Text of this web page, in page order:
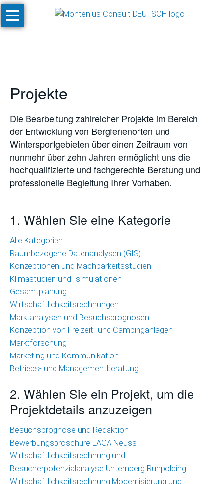
Navigation
überspringen
Start
Machbarkeitsstudien
und
-
simulationen
SnowPlan™
Gesamtplanung
Skigebietsprojekten
Wirtschaftlichkeitsrechnungen
Marktanalysen
und
Besuchsprognosen
Marktforschung
Marketing
und
Kommunikation
Betriebs-
Managementberatung
Raumbezogene
Datenanalysen
(GIS)
Umfragetool
Qualitätsmonitor
Projekte
Die Bearbeitung zahlreicher Projekte im Bereich
der Entwicklung von Bergferienorten und
Wintersportgebieten über einen Zeitraum von
nunmehr über zehn Jahren ermöglicht uns die
hochqualifizierte und fachgerechte Beratung und
professionelle Begleitung Ihrer Vorhaben.
1. Wählen Sie eine Kategorie
Alle Kategorien
Raumbezogene Datenanalysen (GIS)
Konzeptionen und Machbarkeitsstudien
Klimastudien und -simulationen
Gesamtplanung
Wirtschaftlichkeitsrechnungen
Marktanalysen und Besuchsprognosen
Konzeption von Freizeit- und Campinganlagen
Marktforschung
Marketing und Kommunikation
Betriebs- und Managementberatung
2. Wählen Sie ein Projekt, um die
Projektdetails anzuzeigen
Besuchsprognose und Redaktion
Bewerbungsbroschüre LAGA Neuss
Wirtschaftlichkeitsrechnung und
Besucherpotenzialanalyse Unternberg Ruhpolding
Wirtschaftlichkeitsrechnung Modernisierung und